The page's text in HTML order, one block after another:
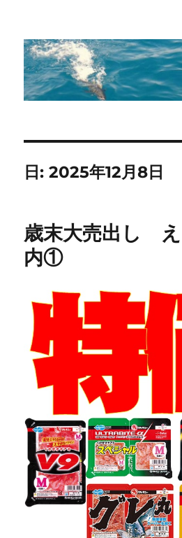
ing STAFF blog
日:2025年12月8日
歳末大売出し
内①